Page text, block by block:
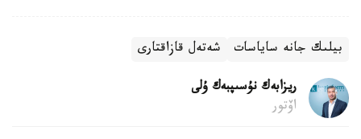
بيلىك جانە ساياسات شەتەل قازاقتارى
ريزابەك نۇسىپبەك ۇلى
اۆتور